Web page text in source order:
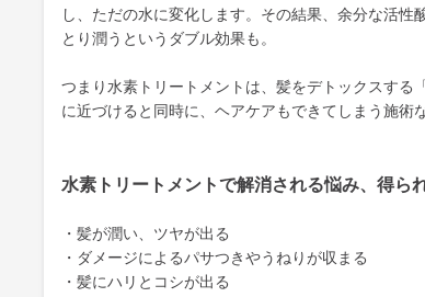
し、ただの水に変化します。その結果、余分な活性
とり潤うというダブル効果も。
つまり水素トリートメントは、髪をデトックスする
に近づけると同時に、ヘアケアもできてしまう施術
水素トリートメントで解消される悩み、得ら
・髪が潤い、ツヤが出る
・ダメージによるパサつきやうねりが収まる
・髪にハリとコシが出る